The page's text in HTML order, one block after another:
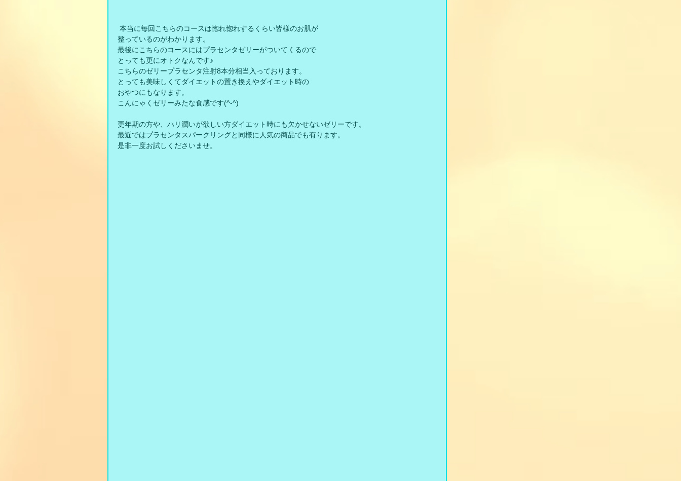
本当に毎回こちらのコースは惚れ惚れするくらい皆様のお肌が
整っているのがわかります。
最後にこちらのコースにはプラセンタゼリーがついてくるので
とっても更にオトクなんです♪
こちらのゼリープラセンタ注射8本分相当入っております。
とっても美味しくてダイエットの置き換えやダイエット時の
おやつにもなります。
こんにゃくゼリーみたな食感です(^-^)
更年期の方や、ハリ潤いが欲しい方ダイエット時にも欠かせないゼリーです。
最近ではプラセンタスパークリングと同様に人気の商品でも有ります。
是非一度お試しくださいませ。